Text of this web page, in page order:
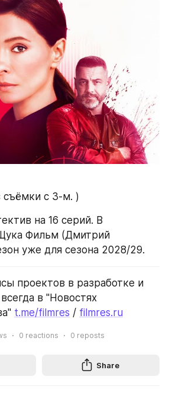
съёмки с 3-м. )
на 16 серий. В
Фильм (Дмитрий
уже для сезона 2028/29.
проектов в разработке и
в "Новостях
t.me/filmres / filmres.ru
0 reactions 0 reposts
Share